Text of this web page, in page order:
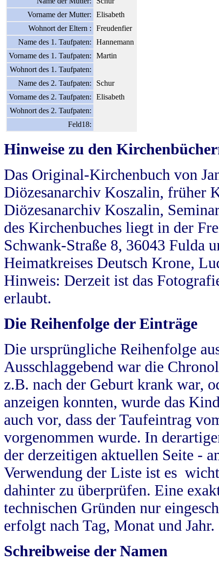
Vorname der Mutter:
Elisabeth
Wohnort der Eltern :
Freudenfier
Name des 1. Taufpaten:
Hannemann
Vorname des 1. Taufpaten:
Martin
Wohnort des 1. Taufpaten:
Name des 2. Taufpaten:
Schur
Vorname des 2. Taufpaten:
Elisabeth
Wohnort des 2. Taufpaten:
Feld18:
Hinweise zu den
Das Original-Kirchenbuch von
Diözesanarchiv Koszalin, früher
Diözesanarchiv Koszalin,
des Kirchenbuches liegt in der
Schwank-Straße 8, 36043 Fulda
Heimatkreises Deutsch Krone,
Hinweis: Derzeit ist das
erlaubt.
Die Reihenfolge der Einträge
Die ursprüngliche Reihenfolge
Ausschlaggebend war die
z.B. nach der Geburt krank war,
anzeigen konnten, wurde das
auch vor, dass der Taufeintrag
vorgenommen wurde. In
der derzeitigen aktuellen Seite -
Verwendung der Liste ist es
dahinter zu überprüfen. Eine
technischen Gründen nur
erfolgt nach Tag, Monat und Jahr.
Schreibweise der Namen